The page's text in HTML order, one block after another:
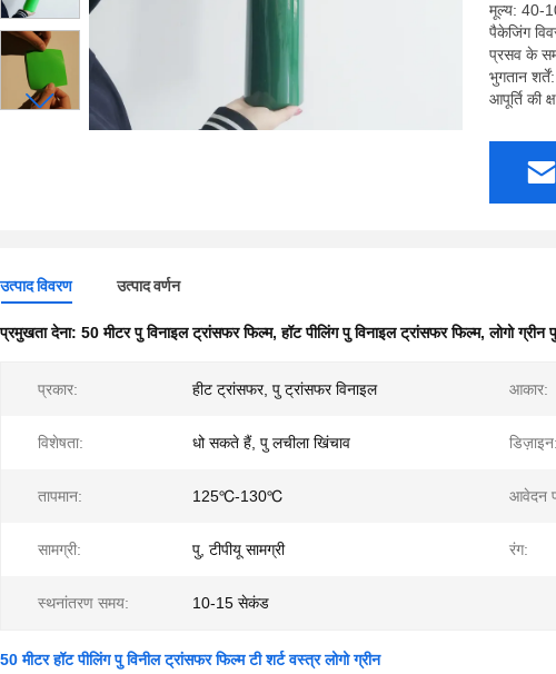
मूल्य: 40-
पैकेजिंग
प्रसव के
भुगतान
आपूर्ति की
उत्पाद विवरण उत्पाद वर्णन
प्रमुखता देना: 50 मीटर पु विनाइल ट्रांसफर फिल्म,हॉट पीलिंग पु विनाइल ट्रांसफर फिल्म,लोगो ग्रीन
प्रकार: हीट ट्रांसफर, पु ट्रांसफर विनाइल आकार:
विशेषता: धो सकते हैं, पु लचीला खिंचाव डिज़ाइन:
तापमान: 125℃-130℃ आवेदन
सामग्री: पु, टीपीयू सामग्री रंग:
स्थनांतरण समय: 10-15 सेकंड
50 मीटर हॉट पीलिंग पु विनील ट्रांसफर फिल्म टी शर्ट वस्त्र लोगो ग्रीन